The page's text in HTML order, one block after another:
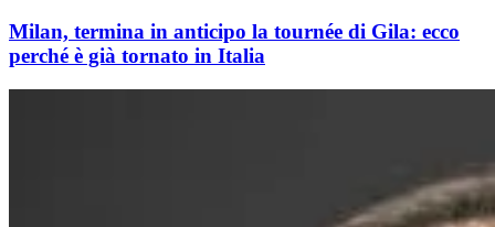
Milan, termina in anticipo la tournée di Gila: ecco
perché è già tornato in Italia